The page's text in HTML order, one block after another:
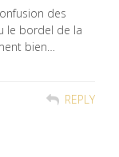
des
le bordel de la
bien…
REPLY